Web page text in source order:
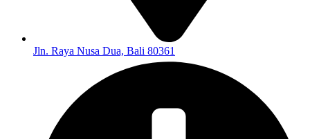
Jln. Raya Nusa Dua, Bali 80361